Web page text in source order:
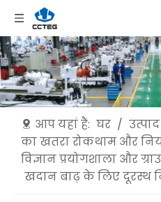
आप यहां हैं: घर /
का खतरा रोकथाम और
विज्ञान प्रयोगशाला और
खदान बाढ़ के लिए दूरस्थ